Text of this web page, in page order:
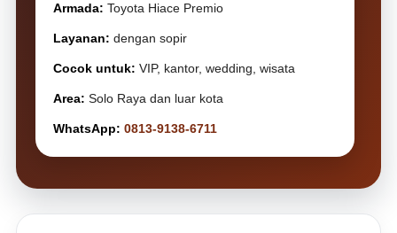
Armada: Toyota Hiace Premio
Layanan: dengan sopir
Cocok untuk: VIP, kantor, wedding, wisata
Area: Solo Raya dan luar kota
WhatsApp: 0813-9138-6711